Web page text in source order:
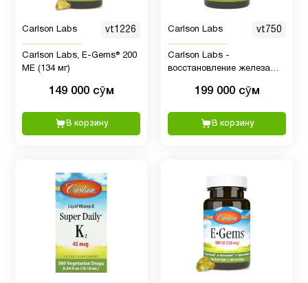
Carlson Labs vt1226
Carlson Labs, E-Gems® 200
МЕ (134 мг)
149 000 сӯм
В корзину
Carlson Labs vt750
Carlson Labs -
восстановление железа
199 000 сӯм
В корзину